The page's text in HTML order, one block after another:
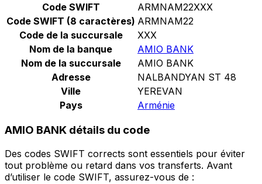
Code SWIFT
ARMNAM22XXX
Code SWIFT (8 caractères) ARMNAM22
Code de la succursale
XXX
Nom de la banque
AMIO BANK
Nom de la succursale
AMIO BANK
Adresse
NALBANDYAN ST 48
Ville
YEREVAN
Pays
Arménie
AMIO BANK détails du code
Des codes SWIFT corrects sont essentiels pour éviter
tout problème ou retard dans vos transferts. Avant
d’utiliser le code SWIFT, assurez-vous de :